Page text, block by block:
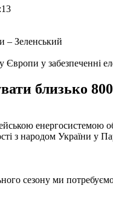
у забезпеченні
близько
з народом України у
сезону ми